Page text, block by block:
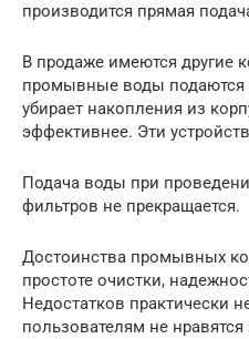
производится прямая
В продаже имеются другие
промывные воды подаются
убирает накопления из
эффективнее. Эти
Подача воды при
фильтров не прекращается.
Достоинства промывных
простоте очистки,
Недостатков практически
пользователям не